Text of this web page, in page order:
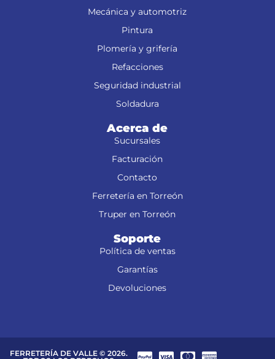
Mecánica y automotriz
Pintura
Plomería y grifería
Refacciones
Seguridad industrial
Soldadura
Acerca de
Sucursales
Facturación
Contacto
Ferretería en Torreón
Truper en Torreón
Soporte
Política de ventas
Garantías
Devoluciones
FERRETERÍA DE VALLE © 2026.